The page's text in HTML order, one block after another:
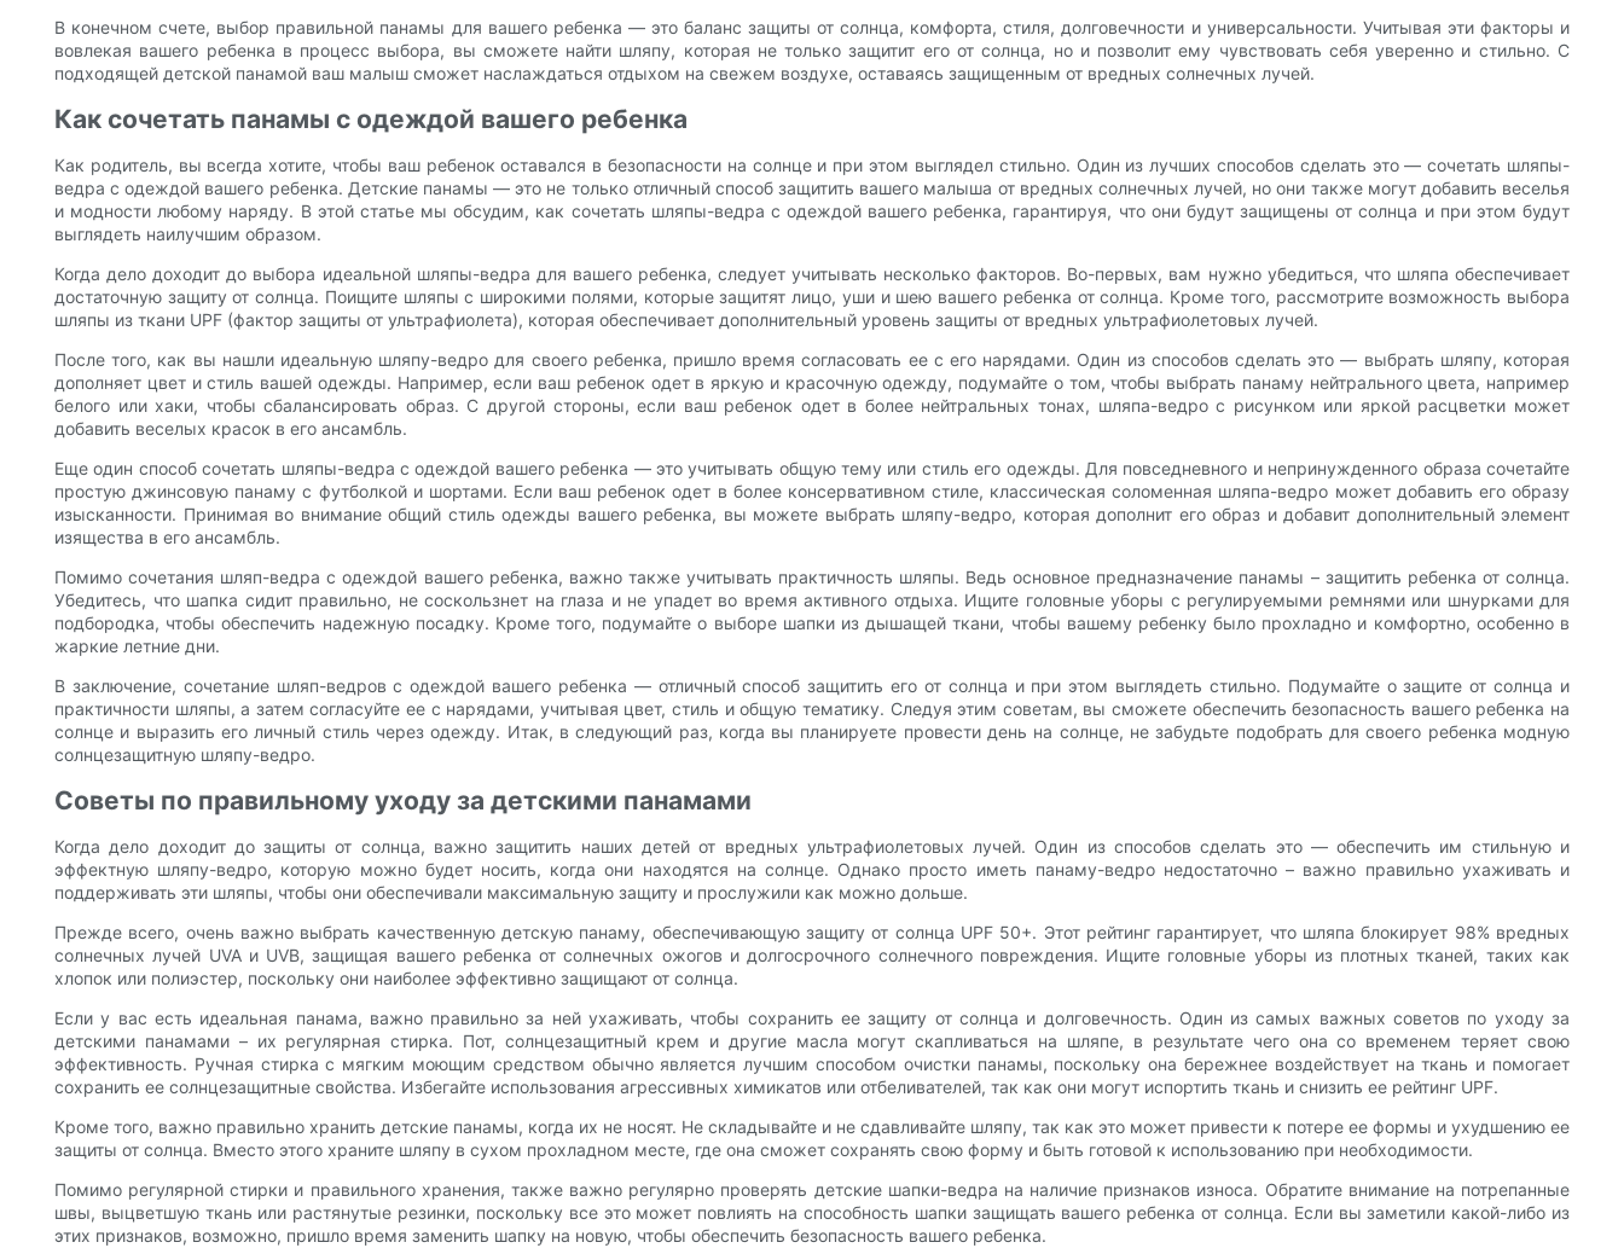
В конечном счете, выбор правильной панамы для вашего ребенка — это баланс защиты от солнца, комфорта, стиля, долговечности и универсальности. Учитывая эти факторы и
вовлекая вашего ребенка в процесс выбора, вы сможете найти шляпу, которая не только защитит его от солнца, но и позволит ему чувствовать себя уверенно и стильно. С
подходящей детской панамой ваш малыш сможет наслаждаться отдыхом на свежем воздухе, оставаясь защищенным от вредных солнечных лучей.
Как сочетать панамы с одеждой вашего ребенка
Как родитель, вы всегда хотите, чтобы ваш ребенок оставался в безопасности на солнце и при этом выглядел стильно. Один из лучших способов сделать это — сочетать шляпы-
ведра с одеждой вашего ребенка. Детские панамы — это не только отличный способ защитить вашего малыша от вредных солнечных лучей, но они также могут добавить веселья
и модности любому наряду. В этой статье мы обсудим, как сочетать шляпы-ведра с одеждой вашего ребенка, гарантируя, что они будут защищены от солнца и при этом будут
выглядеть наилучшим образом.
Когда дело доходит до выбора идеальной шляпы-ведра для вашего ребенка, следует учитывать несколько факторов. Во-первых, вам нужно убедиться, что шляпа обеспечивает
достаточную защиту от солнца. Поищите шляпы с широкими полями, которые защитят лицо, уши и шею вашего ребенка от солнца. Кроме того, рассмотрите возможность выбора
шляпы из ткани UPF (фактор защиты от ультрафиолета), которая обеспечивает дополнительный уровень защиты от вредных ультрафиолетовых лучей.
После того, как вы нашли идеальную шляпу-ведро для своего ребенка, пришло время согласовать ее с его нарядами. Один из способов сделать это — выбрать шляпу, которая
дополняет цвет и стиль вашей одежды. Например, если ваш ребенок одет в яркую и красочную одежду, подумайте о том, чтобы выбрать панаму нейтрального цвета, например
белого или хаки, чтобы сбалансировать образ. С другой стороны, если ваш ребенок одет в более нейтральных тонах, шляпа-ведро с рисунком или яркой расцветки может
добавить веселых красок в его ансамбль.
Еще один способ сочетать шляпы-ведра с одеждой вашего ребенка — это учитывать общую тему или стиль его одежды. Для повседневного и непринужденного образа сочетайте
простую джинсовую панаму с футболкой и шортами. Если ваш ребенок одет в более консервативном стиле, классическая соломенная шляпа-ведро может добавить его образу
изысканности. Принимая во внимание общий стиль одежды вашего ребенка, вы можете выбрать шляпу-ведро, которая дополнит его образ и добавит дополнительный элемент
изящества в его ансамбль.
Помимо сочетания шляп-ведра с одеждой вашего ребенка, важно также учитывать практичность шляпы. Ведь основное предназначение панамы – защитить ребенка от солнца.
Убедитесь, что шапка сидит правильно, не соскользнет на глаза и не упадет во время активного отдыха. Ищите головные уборы с регулируемыми ремнями или шнурками для
подбородка, чтобы обеспечить надежную посадку. Кроме того, подумайте о выборе шапки из дышащей ткани, чтобы вашему ребенку было прохладно и комфортно, особенно в
жаркие летние дни.
В заключение, сочетание шляп-ведров с одеждой вашего ребенка — отличный способ защитить его от солнца и при этом выглядеть стильно. Подумайте о защите от солнца и
практичности шляпы, а затем согласуйте ее с нарядами, учитывая цвет, стиль и общую тематику. Следуя этим советам, вы сможете обеспечить безопасность вашего ребенка на
солнце и выразить его личный стиль через одежду. Итак, в следующий раз, когда вы планируете провести день на солнце, не забудьте подобрать для своего ребенка модную
солнцезащитную шляпу-ведро.
Советы по правильному уходу за детскими панамами
Когда дело доходит до защиты от солнца, важно защитить наших детей от вредных ультрафиолетовых лучей. Один из способов сделать это — обеспечить им стильную и
эффектную шляпу-ведро, которую можно будет носить, когда они находятся на солнце. Однако просто иметь панаму-ведро недостаточно – важно правильно ухаживать и
поддерживать эти шляпы, чтобы они обеспечивали максимальную защиту и прослужили как можно дольше.
Прежде всего, очень важно выбрать качественную детскую панаму, обеспечивающую защиту от солнца UPF 50+. Этот рейтинг гарантирует, что шляпа блокирует 98% вредных
солнечных лучей UVA и UVB, защищая вашего ребенка от солнечных ожогов и долгосрочного солнечного повреждения. Ищите головные уборы из плотных тканей, таких как
хлопок или полиэстер, поскольку они наиболее эффективно защищают от солнца.
Если у вас есть идеальная панама, важно правильно за ней ухаживать, чтобы сохранить ее защиту от солнца и долговечность. Один из самых важных советов по уходу за
детскими панамами – их регулярная стирка. Пот, солнцезащитный крем и другие масла могут скапливаться на шляпе, в результате чего она со временем теряет свою
эффективность. Ручная стирка с мягким моющим средством обычно является лучшим способом очистки панамы, поскольку она бережнее воздействует на ткань и помогает
сохранить ее солнцезащитные свойства. Избегайте использования агрессивных химикатов или отбеливателей, так как они могут испортить ткань и снизить ее рейтинг UPF.
Кроме того, важно правильно хранить детские панамы, когда их не носят. Не складывайте и не сдавливайте шляпу, так как это может привести к потере ее формы и ухудшению ее
защиты от солнца. Вместо этого храните шляпу в сухом прохладном месте, где она сможет сохранять свою форму и быть готовой к использованию при необходимости.
Помимо регулярной стирки и правильного хранения, также важно регулярно проверять детские шапки-ведра на наличие признаков износа. Обратите внимание на потрепанные
швы, выцветшую ткань или растянутые резинки, поскольку все это может повлиять на способность шапки защищать вашего ребенка от солнца. Если вы заметили какой-либо из
этих признаков, возможно, пришло время заменить шапку на новую, чтобы обеспечить безопасность вашего ребенка.